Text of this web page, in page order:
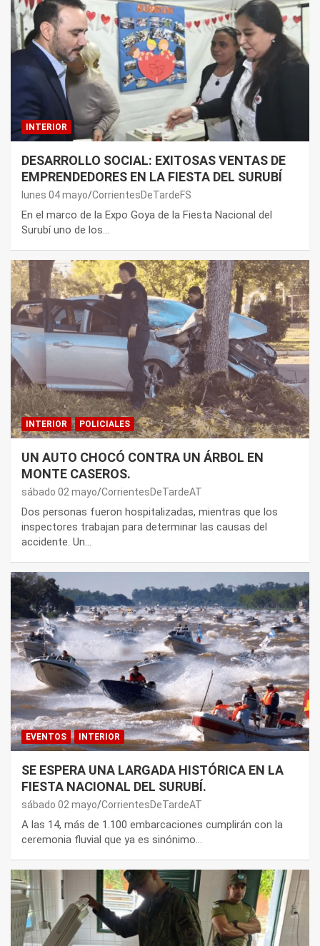
INTERIOR
DESARROLLO SOCIAL: EXITOSAS VENTAS DE
EMPRENDEDORES EN LA FIESTA DEL SURUBÍ
lunes 04 mayo CorrientesDeTardeFS
En el marco de la Expo Goya de la Fiesta Nacional del
Surubí uno de los…
INTERIOR POLICIALES
UN AUTO CHOCÓ CONTRA UN ÁRBOL EN
MONTE CASEROS.
sábado 02 mayo CorrientesDeTardeAT
Dos personas fueron hospitalizadas, mientras que los
inspectores trabajan para determinar las causas del
accidente. Un…
EVENTOS INTERIOR
SE ESPERA UNA LARGADA HISTÓRICA EN LA
FIESTA NACIONAL DEL SURUBÍ.
sábado 02 mayo CorrientesDeTardeAT
A las 14, más de 1.100 embarcaciones cumplirán con la
ceremonia fluvial que ya es sinónimo…